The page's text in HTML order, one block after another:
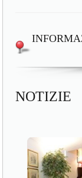
NOTIZIE